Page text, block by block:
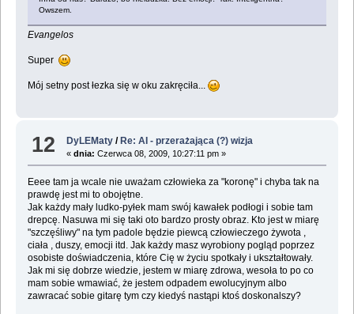
Owszem.
Evangelos
Super
Mój setny post łezka się w oku zakręciła...
12 DyLEMaty /Re: AI - przerażająca (?) wizja
«dnia: Czerwca 08, 2009, 10:27:11 pm »
Eeee tam ja wcale nie uważam człowieka za "koronę" i chyba tak na
prawdę jest mi to obojętne.
Jak każdy mały ludko-pyłek mam swój kawałek podłogi i sobie tam
drepcę. Nasuwa mi się taki oto bardzo prosty obraz. Kto jest w miarę
"szczęśliwy" na tym padole będzie piewcą człowieczego żywota ,
ciała , duszy, emocji itd. Jak każdy masz wyrobiony pogląd poprzez
osobiste doświadczenia, które Cię w życiu spotkały i ukształtowały.
Jak mi się dobrze wiedzie, jestem w miarę zdrowa, wesoła to po co
mam sobie wmawiać, że jestem odpadem ewolucyjnym albo
zawracać sobie gitarę tym czy kiedyś nastąpi ktoś doskonalszy?